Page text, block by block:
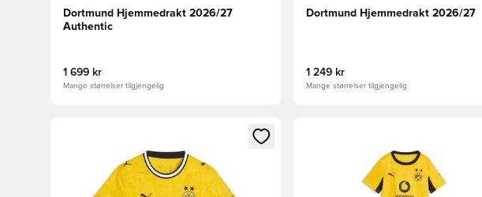
Dortmund Hjemmedrakt 2026/27
Authentic
1 699 kr
Mange størrelser tilgjengelig
Dortmund Hjemmedrakt 2026/27
1 249 kr
Mange størrelser tilgjengelig
Åpner en Modal for å logge inn eller registrere deg som medlem
Åpner en Modal for å logge inn